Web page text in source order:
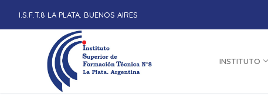
I.S.F.T.8 LA PLATA. BUENOS AIRES
INSTITUTO